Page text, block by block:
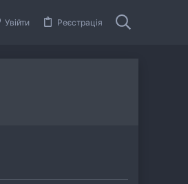
Увійти Реєстрація